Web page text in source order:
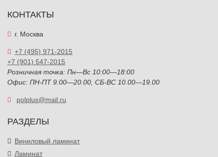
КОНТАКТЫ
г. Москва
+7 (495) 971-2015
+7 (901) 547-2015
Розничная точка: Пн—Вс 10:00—18:00
Офис: ПН-ПТ 9.00—20.00, СБ-ВС 10.00—19.00
polplus@mail.ru
РАЗДЕЛЫ
Виниловый ламинат
Ламинат